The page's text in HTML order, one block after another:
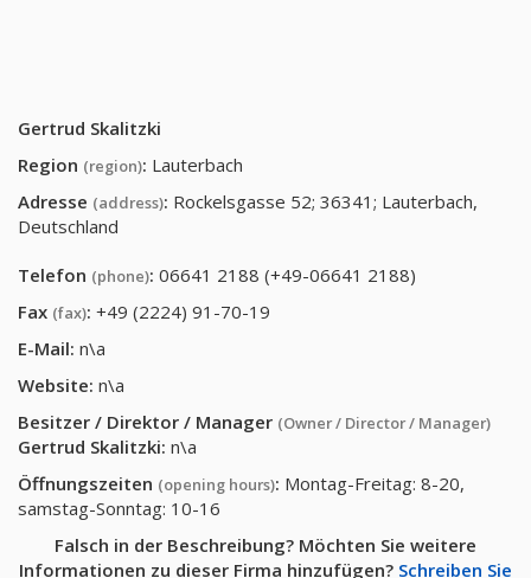
Gertrud Skalitzki
Region (region): Lauterbach
Adresse (address): Rockelsgasse 52; 36341; Lauterbach,
Deutschland
Telefon (phone): 06641 2188 (+49-06641 2188)
Fax (fax): +49 (2224) 91-70-19
E-Mail: n\a
Website: n\a
Besitzer / Direktor / Manager (Owner / Director / Manager)
Gertrud Skalitzki: n\a
Öffnungszeiten (opening hours): Montag-Freitag: 8-20,
samstag-Sonntag: 10-16
Falsch in der Beschreibung? Möchten Sie weitere
Informationen zu dieser Firma hinzufügen? Schreiben Sie